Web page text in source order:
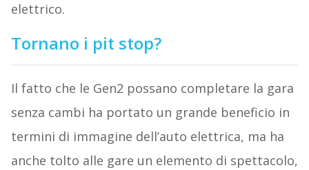
elettrico.
Tornano i pit stop?
Il fatto che le Gen2 possano completare la gara
senza cambi ha portato un grande beneficio in
termini di immagine dell’auto elettrica, ma ha
anche tolto alle gare un elemento di spettacolo,